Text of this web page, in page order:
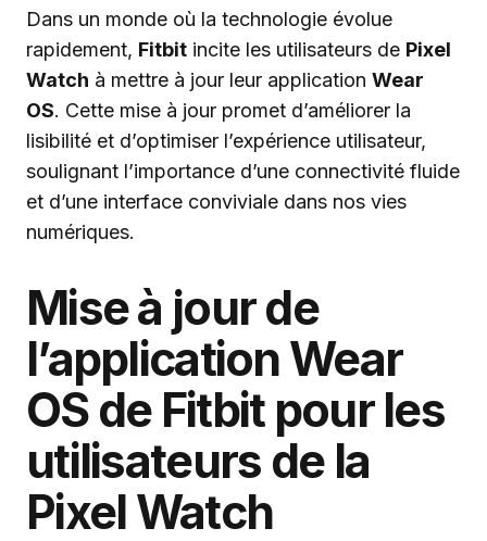
Dans un monde où la technologie évolue
rapidement, Fitbit incite les utilisateurs de Pixel
Watch à mettre à jour leur application Wear
OS. Cette mise à jour promet d’améliorer la
lisibilité et d’optimiser l’expérience utilisateur,
soulignant l’importance d’une connectivité fluide
et d’une interface conviviale dans nos vies
numériques.
Mise à jour de
l’application Wear
OS de Fitbit pour les
utilisateurs de la
Pixel Watch